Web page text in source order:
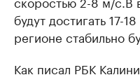
будут достигать 17-
регионе стабильно
Как писал РБК